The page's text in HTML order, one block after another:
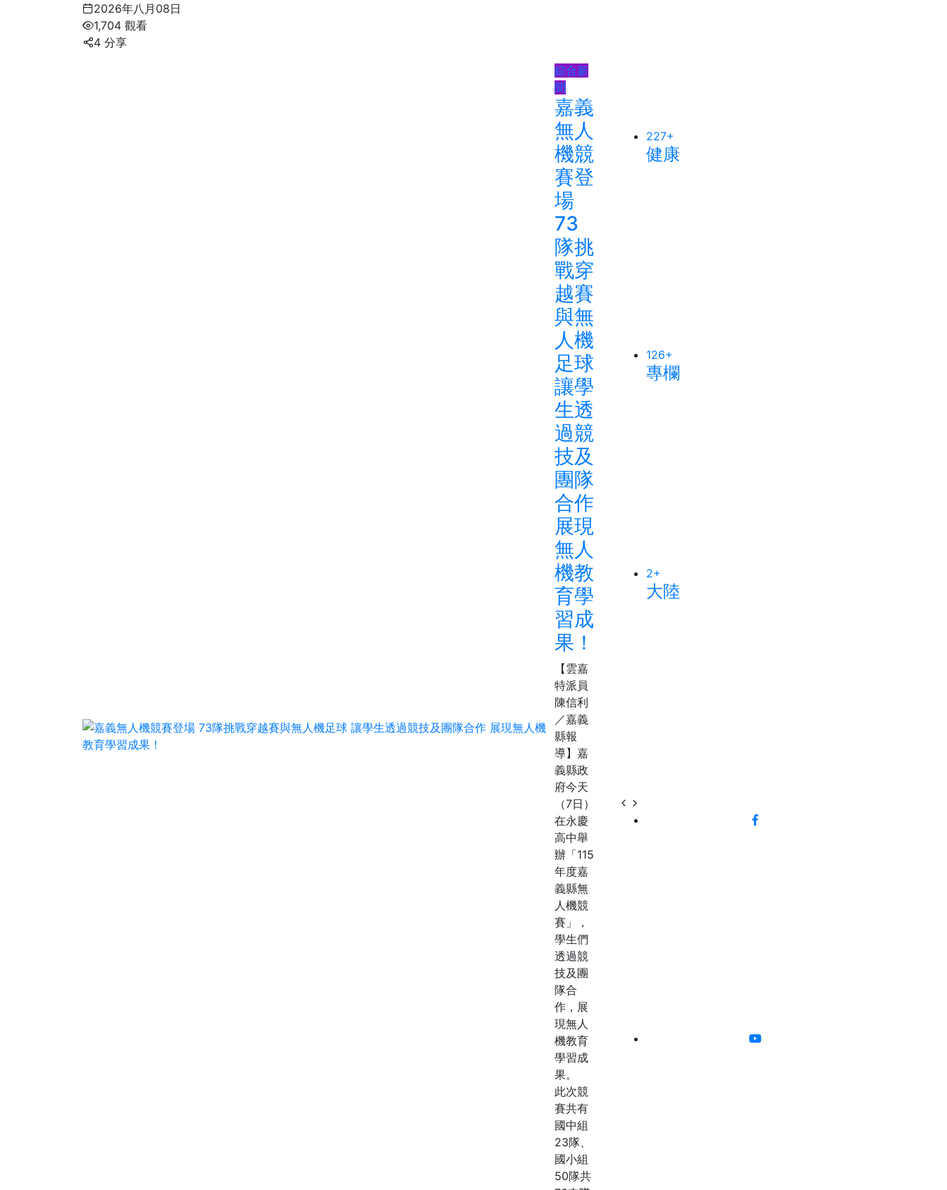
2026年八月08日
1,704 觀看
4 分享
綜合新
聞
嘉義
無人
機競
賽登
場
73
隊挑
戰穿
越賽
與無
人機
足球
讓學
生透
過競
技及
團隊
合作
展現
無人
機教
育學
習成
果！
【雲嘉
特派員
陳信利
／嘉義
縣報
導】嘉
義縣政
府今天
（7日）
在永慶
高中舉
辦「115
年度嘉
義縣無
人機競
賽」，
學生們
透過競
技及團
隊合
作，展
現無人
機教育
學習成
果。
此次競
賽共有
國中組
23隊、
國小組
50隊共
227+
健康
126+
專欄
2+
大陸
250+
文教
37+
科技新知
79
農業